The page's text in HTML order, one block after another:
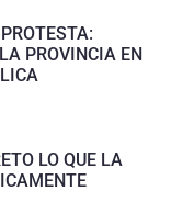
PROVINCIA EN
LO QUE LA